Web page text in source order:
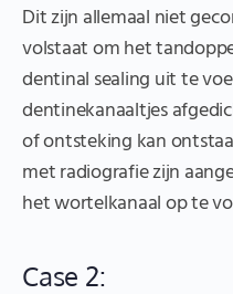
Dit zijn allemaal niet
volstaat om het
dentinal sealing uit te
dentinekanaaltjes
of ontsteking kan
met radiografie zijn
het wortelkanaal op te
Case 2: